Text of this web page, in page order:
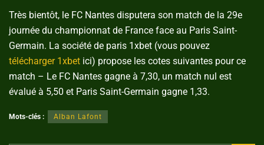
Très bientôt, le FC Nantes disputera son match de la 29e
journée du championnat de France face au Paris Saint-
Germain. La société de paris 1xbet (vous pouvez
télécharger 1xbet ici) propose les cotes suivantes pour ce
match – Le FC Nantes gagne à 7,30, un match nul est
évalué à 5,50 et Paris Saint-Germain gagne 1,33.
Mots-clés : Alban Lafont